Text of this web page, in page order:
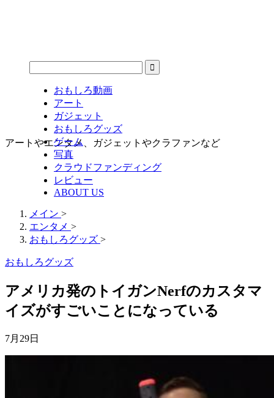
アートやエンタメ、ガジェットやクラファンなど
おもしろ動画
アート
ガジェット
おもしろグッズ
ゲーム
写真
クラウドファンディング
レビュー
ABOUT US
メイン >
エンタメ >
おもしろグッズ >
おもしろグッズ
アメリカ発のトイガンNerfのカスタマ
イズがすごいことになっている
7月29日